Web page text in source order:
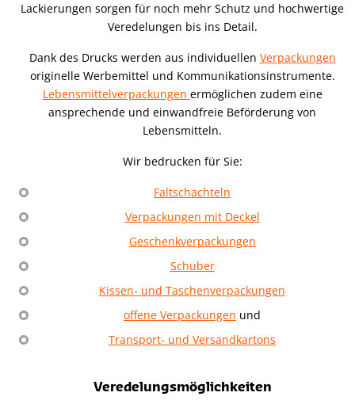
Lackierungen sorgen für noch mehr Schutz und hochwertige
Veredelungen bis ins Detail.
Dank des Drucks werden aus individuellen Verpackungen
originelle Werbemittel und Kommunikationsinstrumente.
Lebensmittelverpackungen ermöglichen zudem eine
ansprechende und einwandfreie Beförderung von
Lebensmitteln.
Wir bedrucken für Sie:
Faltschachteln
Verpackungen mit Deckel
Geschenkverpackungen
Schuber
Kissen- und Taschenverpackungen
offene Verpackungen und
Transport- und Versandkartons
Veredelungsmöglichkeiten